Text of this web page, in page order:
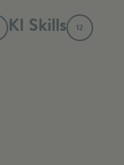
KI Skills 12